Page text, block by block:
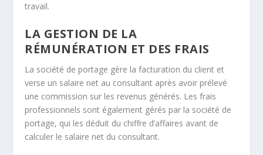
travail.
LA GESTION DE LA
RÉMUNÉRATION ET DES FRAIS
La société de portage gère la facturation du client et
verse un salaire net au consultant après avoir prélevé
une commission sur les revenus générés. Les frais
professionnels sont également gérés par la société de
portage, qui les déduit du chiffre d’affaires avant de
calculer le salaire net du consultant.